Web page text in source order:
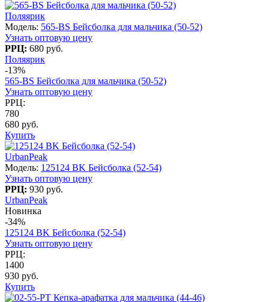
Поляярик
Модель: 565-BS Бейсболка для мальчика (50-52)
Узнать оптовую цену
РРЦ: 680 руб.
Поляярик
-13%
565-BS Бейсболка для мальчика (50-52)
Узнать оптовую цену
РРЦ:
780
680 руб.
Купить
UrbanPeak
Модель: 125124 BK Бейсболка (52-54)
Узнать оптовую цену
РРЦ: 930 руб.
UrbanPeak
Новинка
-34%
125124 BK Бейсболка (52-54)
Узнать оптовую цену
РРЦ:
1400
930 руб.
Купить